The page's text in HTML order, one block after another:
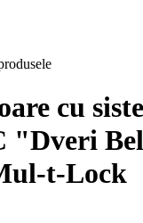
cu
"Dveri
t-Lock